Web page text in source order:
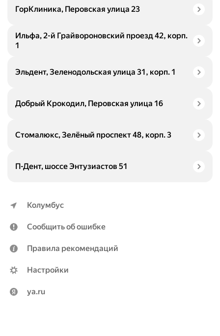
ГорКлиника, Перовская улица 23
Ильфа, 2-й Грайвороновский проезд 42, корп.
1
Эльдент, Зеленодольская улица 31, корп. 1
Добрый Крокодил, Перовская улица 16
Стомалюкс, Зелёный проспект 48, корп. 3
П-Дент, шоссе Энтузиастов 51
Колумбус
Сообщить об ошибке
Правила рекомендаций
Настройки
ya.ru